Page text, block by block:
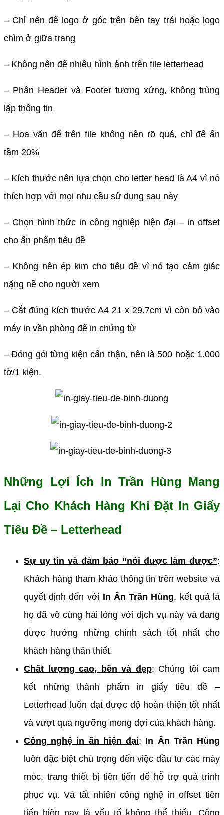
– Chỉ nên để logo ở góc trên bên tay trái hoặc logo
chìm ở giữa trang
– Không nên để nhiều hình ảnh trên file letterhead
– Phần Header và Footer tương xứng, không trùng
lặp thông tin
– Hoa văn để trên file không nên rõ quá, chỉ để ẩn
tầm 20%
– Kích thước nên lựa chọn cho letter head là A4 vì nó
thích hợp với mọi nhu cầu sử dụng sau này
– Chọn hình thức in công nghiệp hiện đại – in offset
cho ấn phẩm tiêu đề
– Không nên ép kim cho tiêu đề vì nó tạo cảm giác
nặng nề cho người xem
– Cắt đúng kích thước A4 21 x 29.7cm vì còn bỏ vào
máy in văn phòng để in chứng từ
– Đóng gói từng kiện cẩn thận, nên là 500 hoặc 1.000
tờ/1 kiện.
Những Lợi Ích In Trần Hùng Mang
Lại Cho Khách Hàng Khi Đặt In Giấy
Tiêu Đề – Letterhead
Sự uy tín và đảm bảo “nói được làm được”:
Khách hàng tham khảo thông tin trên website và
quyết định đến với In Ấn Trần Hùng, kết quả là
họ đã vô cùng hài lòng với dịch vụ này và đang
được hưởng những chính sách tốt nhất cho
khách hàng thân thiết.
Chất lượng cao, bền và đẹp: Chúng tôi cam
kết những thành phẩm in giấy tiêu đề –
Letterhead luôn đạt được độ hoàn thiện tốt nhất
và vượt qua ngưỡng mong đợi của khách hàng.
Công nghệ in ấn hiện đại: In Ấn Trần Hùng
luôn đặc biệt chú trọng đến việc đầu tư các máy
móc, trang thiết bị tiên tiến để hỗ trợ quá trình
phục vụ. Và tất nhiên công nghệ in offset tiên